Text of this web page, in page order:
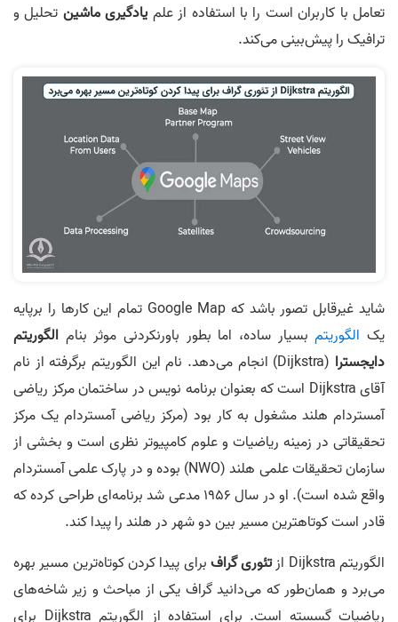
تعامل با کاربران است را با استفاده از علم یادگیری ماشین تحلیل و
ترافیک را پیش‌بینی می‌کند.
شاید غیرقابل تصور باشد که Google Map تمام این کارها را برپایه
یک الگوریتمبسیار ساده، اما بطور باورنکردنی موثر بنام الگوریتم
دایجسترا
(Dijkstra) انجام می‌دهد. نام این الگوریتم برگرفته از نام
آقای Dijkstra است که بعنوان برنامه نویس در ساختمان مرکز ریاضی
آمستردام هلند مشغول به کار بود (مرکز ریاضی آمستردام یک مرکز
تحقیقاتی در زمینه ریاضیات و علوم کامپیوتر نظری است و بخشی از
سازمان تحقیقات علمی هلند (NWO) بوده و در پارک علمی آمستردام
واقع شده است). او در سال 1956 مدعی شد برنامه‌ای طراحی کرده که
قادر است کوتاهترین مسیر بین دو شهر در هلند را پیدا کند.
الگوریتم Dijkstra از
تئوری گرافبرای پیدا کردن کوتاه‌ترین مسیر بهره
می‌برد و همان‌طور که می‌دانید گراف یکی از مباحث و زیر شاخه‌های
ریاضیات گسسته است. برای استفاده از الگوریتم Dijkstra برای